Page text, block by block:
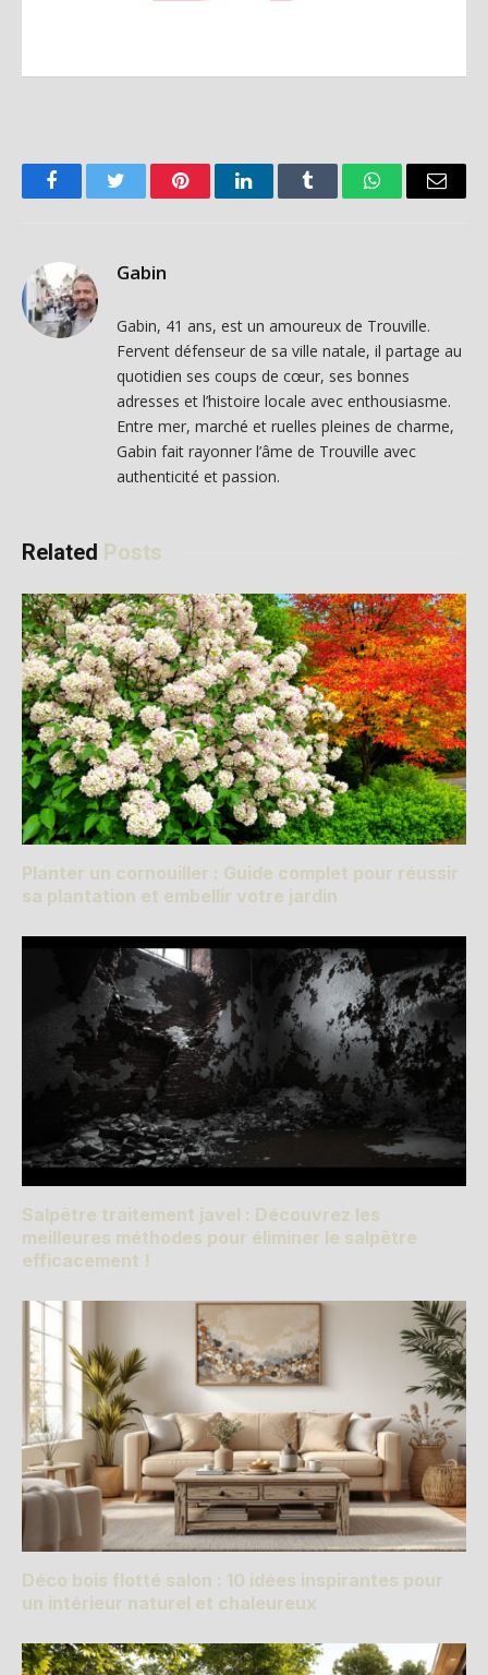
FacebookTwitter PinterestLinkedInTumblr WhatsAppEmail
Gabin
Gabin, 41 ans, est un amoureux de Trouville.
Fervent défenseur de sa ville natale, il partage au
quotidien ses coups de cœur, ses bonnes
adresses et l’histoire locale avec enthousiasme.
Entre mer, marché et ruelles pleines de charme,
Gabin fait rayonner l’âme de Trouville avec
authenticité et passion.
Related Posts
Planter un cornouiller : Guide complet pour réussir
sa plantation et embellir votre jardin
Salpêtre traitement javel : Découvrez les
meilleures méthodes pour éliminer le salpêtre
efficacement !
Déco bois flotté salon : 10 idées inspirantes pour
un intérieur naturel et chaleureux